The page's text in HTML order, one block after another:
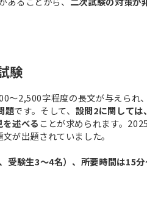
験
～2,500字程度の長文が与えられ
題です。そして、 設問2に関しては
述べることが求められます。
が出題されていました。
受験生3～4名）、所要時間は15